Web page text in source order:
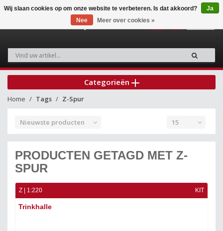
Categorieën
Home Tags Z-Spur
Nieuwste producten 15
PRODUCTEN GETAGD MET Z-
SPUR
Z | 1:220 KIT
Trinkhalle
Wij slaan cookies op om onze website te verbeteren. Is dat akkoord?
Ja
Nee
Meer over cookies »